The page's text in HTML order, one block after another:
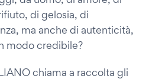
di gelosia, di
ma anche di autenticità,
modo credibile?
chiama a raccolta gli